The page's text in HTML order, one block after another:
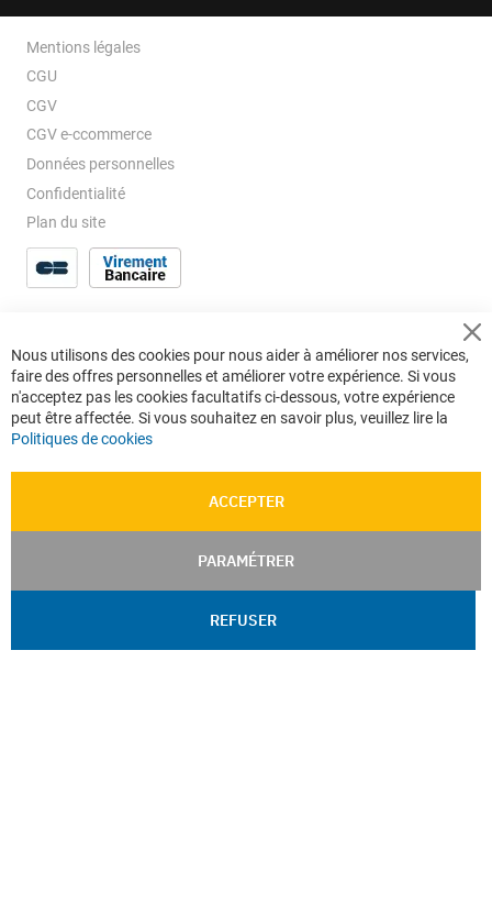
Mentions légales
CGU
CGV
CGV e-ccommerce
Données personnelles
Confidentialité
Plan du site
Nous utilisons des cookies pour nous aider à améliorer nos services,
faire des offres personnelles et améliorer votre expérience. Si vous
n'acceptez pas les cookies facultatifs ci-dessous, votre expérience
peut être affectée. Si vous souhaitez en savoir plus, veuillez lire la
Politiques de cookies
ACCEPTER
PARAMÉTRER
REFUSER